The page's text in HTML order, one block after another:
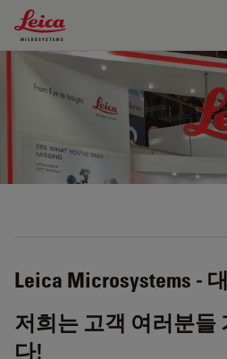
Leica Microsystems Logo
Leica Microsystems -
저희는 고객 여러분들
다!